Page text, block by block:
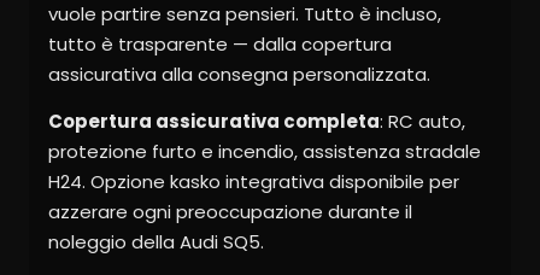
vuole partire senza pensieri. Tutto è incluso,
tutto è trasparente — dalla copertura
assicurativa alla consegna personalizzata.
Copertura assicurativa completa: RC auto,
protezione furto e incendio, assistenza stradale
H24. Opzione kasko integrativa disponibile per
azzerare ogni preoccupazione durante il
noleggio della Audi SQ5.